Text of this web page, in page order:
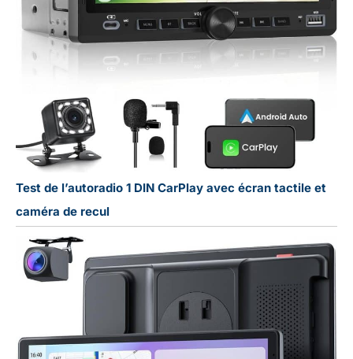
Test de l’autoradio 1 DIN CarPlay avec écran tactile et
caméra de recul